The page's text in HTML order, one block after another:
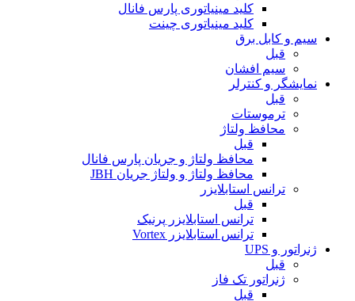
کلید مینیاتوری پارس فانال
کلید مینیاتوری چینت
سیم و کابل برق
قبل
سیم افشان
نمایشگر و کنترلر
قبل
ترموستات
محافظ ولتاژ
قبل
محافظ ولتاژ و جریان پارس فانال
محافظ ولتاژ و ولتاژ جریان JBH
ترانس استابلایزر
قبل
ترانس استابلایزر پرنیک
ترانس استابلایزر Vortex
ژنراتور و UPS
قبل
ژنراتور تک فاز
قبل